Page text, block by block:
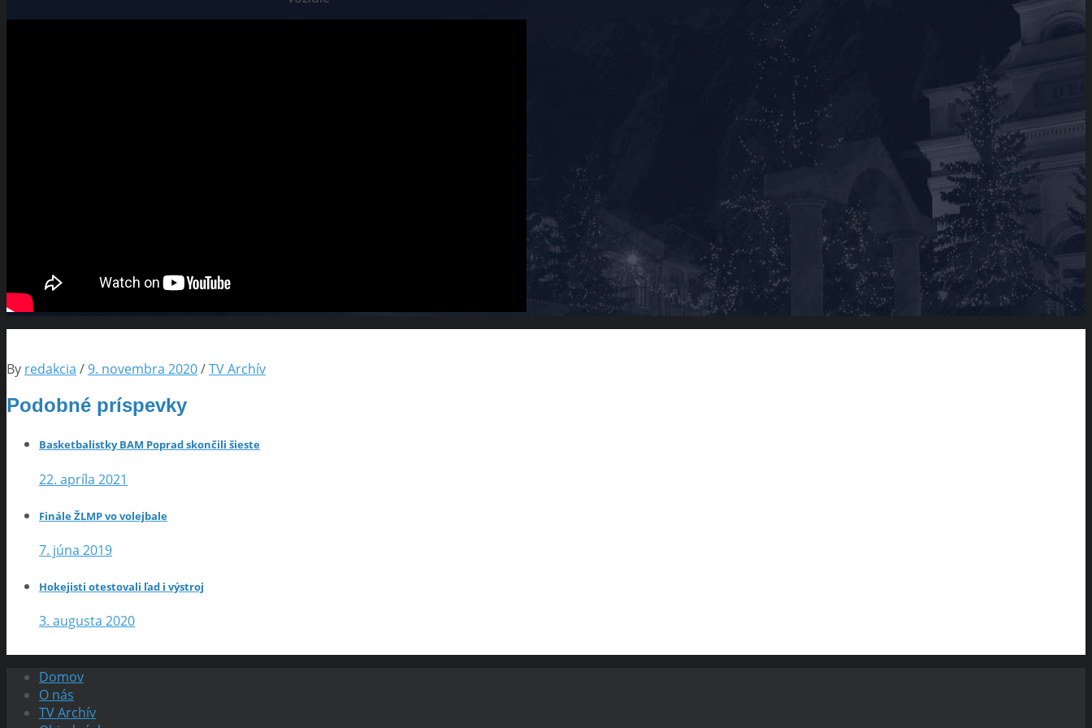
By redakcia /9. novembra 2020/TV Archív
Podobné príspevky
Basketbalistky BAM Poprad skončili šieste
22. apríla 2021
Finále ŽLMP vo volejbale
7. júna 2019
Hokejisti otestovali ľad i výstroj
3. augusta 2020
Domov
O nás
TV Archív